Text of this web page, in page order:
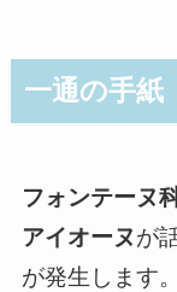
一通の手紙
フォンテーヌ
アイオーヌが
が発生します。